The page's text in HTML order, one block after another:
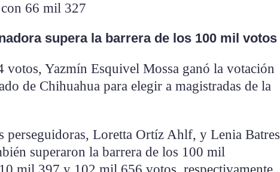
66 mil 327
supera la barrera de los 100 mil votos
votos, Yazmín Esquivel Mossa ganó la votación
de Chihuahua para elegir a magistradas de la
perseguidoras, Loretta Ortíz Ahlf, y Lenia Batres
superaron la barrera de los 100 mil